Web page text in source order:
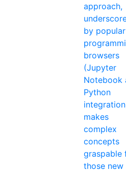
approach,
by popular
browsers
(Jupyter
Notebook
Python
makes
complex
concepts
graspable
those